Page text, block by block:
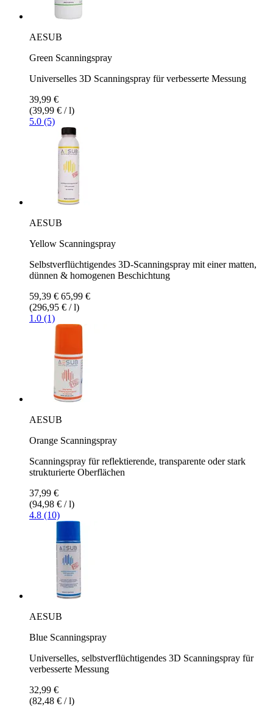
AESUB
Green Scanningspray
Universelles 3D Scanningspray für verbesserte Messung
39,99 €
(39,99 € / l)
5.0 (5)
AESUB
Yellow Scanningspray
Selbstverflüchtigendes 3D-Scanningspray mit einer matten,
dünnen & homogenen Beschichtung
59,39 € 65,99 €
(296,95 € / l)
1.0 (1)
AESUB
Orange Scanningspray
Scanningspray für reflektierende, transparente oder stark
strukturierte Oberflächen
37,99 €
(94,98 € / l)
4.8 (10)
AESUB
Blue Scanningspray
Universelles, selbstverflüchtigendes 3D Scanningspray für
verbesserte Messung
32,99 €
(82,48 € / l)